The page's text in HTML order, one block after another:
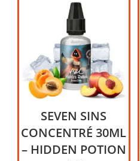
SEVEN SINS
CONCENTRÉ 30ML
– HIDDEN POTION